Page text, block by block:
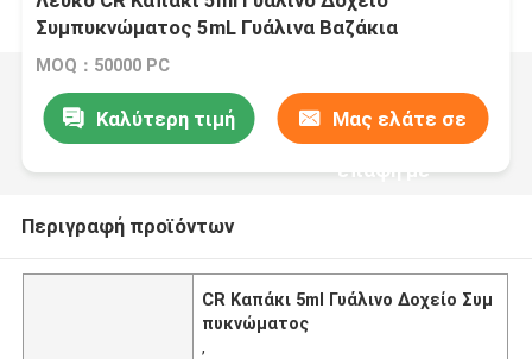
Συμπυκνώματος 5mL Γυάλινα Βαζάκια
Συμπυκνώματος
MOQ：50000 PC
Καλύτερη τιμή Μας ελάτε σε
επαφή με
Περιγραφή προϊόντων
CR Καπάκι 5ml Γυάλινο Δοχείο Συμ
πυκνώματος
,